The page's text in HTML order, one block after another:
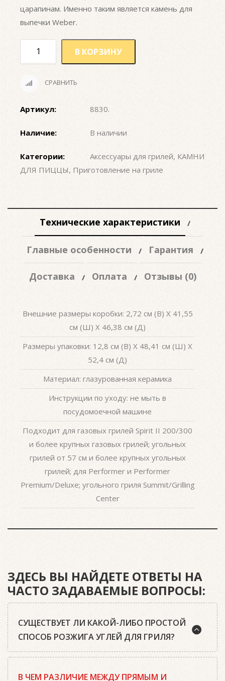
царапинам. Именно таким является камень для
выпечки Weber.
В КОРЗИНУ
СРАВНИТЬ
Артикул: 8830.
Наличие: В наличии
Категории: Аксессуары для грилей, КАМНИ
ДЛЯ ПИЦЦЫ, Приготовление на гриле
Технические характеристики
Главные особенности Гарантия
Доставка Оплата Отзывы (0)
Внешние размеры коробки: 2,72 см (В) X 41,55
см (Ш) X 46,38 см (Д)
Размеры упаковки: 12,8 см (В) X 48,41 см (Ш) X
52,4 см (Д)
Материал: глазурованная керамика
Инструкции по уходу: не мыть в
посудомоечной машине
Подходит для газовых грилей Spirit II 200/300
и более крупных газовых грилей; угольных
грилей от 57 см и более крупных угольных
грилей; для Performer и Performer
Premium/Deluxe; угольного гриля Summit/Grilling
Center
ЗДЕСЬ ВЫ НАЙДЕТЕ ОТВЕТЫ НА
ЧАСТО ЗАДАВАЕМЫЕ ВОПРОСЫ:
СУЩЕСТВУЕТ ЛИ КАКОЙ-ЛИБО ПРОСТОЙ
СПОСОБ РОЗЖИГА УГЛЕЙ ДЛЯ ГРИЛЯ?
качественный древесный уголь или угольные
В ЧЕМ РАЗЛИЧИЕ МЕЖДУ ПРЯМЫМ И